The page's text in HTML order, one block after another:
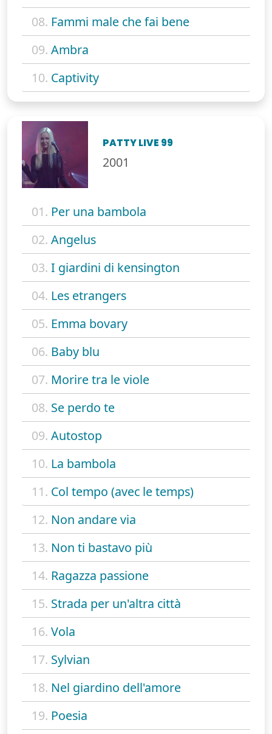
08. Fammi male che fai bene
09. Ambra
10. Captivity
PATTY LIVE 99
2001
01. Per una bambola
02. Angelus
03. I giardini di kensington
04. Les etrangers
05. Emma bovary
06. Baby blu
07. Morire tra le viole
08. Se perdo te
09. Autostop
10. La bambola
11. Col tempo (avec le temps)
12. Non andare via
13. Non ti bastavo più
14. Ragazza passione
15. Strada per un'altra città
16. Vola
17. Sylvian
18. Nel giardino dell'amore
19. Poesia